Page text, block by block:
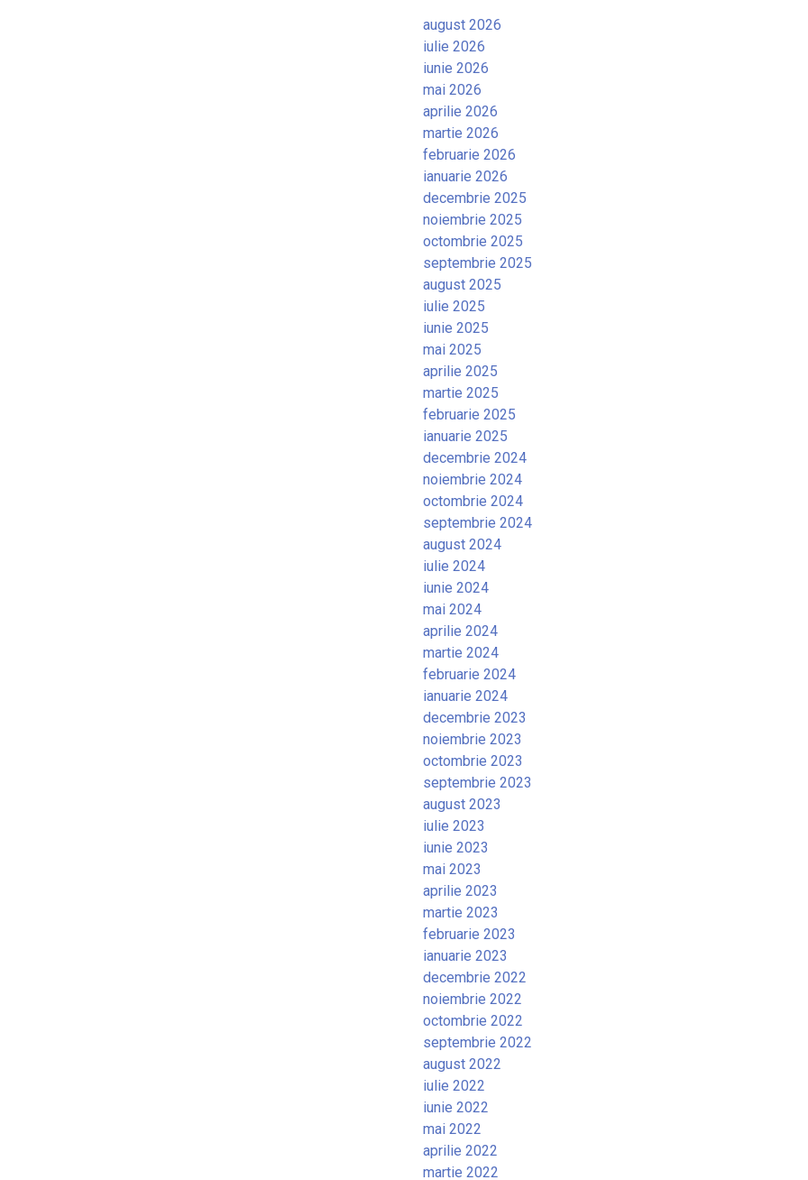
august 2026
iulie 2026
iunie 2026
mai 2026
aprilie 2026
martie 2026
februarie 2026
ianuarie 2026
decembrie 2025
noiembrie 2025
octombrie 2025
septembrie 2025
august 2025
iulie 2025
iunie 2025
mai 2025
aprilie 2025
martie 2025
februarie 2025
ianuarie 2025
decembrie 2024
noiembrie 2024
octombrie 2024
septembrie 2024
august 2024
iulie 2024
iunie 2024
mai 2024
aprilie 2024
martie 2024
februarie 2024
ianuarie 2024
decembrie 2023
noiembrie 2023
octombrie 2023
septembrie 2023
august 2023
iulie 2023
iunie 2023
mai 2023
aprilie 2023
martie 2023
februarie 2023
ianuarie 2023
decembrie 2022
noiembrie 2022
octombrie 2022
septembrie 2022
august 2022
iulie 2022
iunie 2022
mai 2022
aprilie 2022
martie 2022